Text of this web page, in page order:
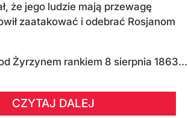
że jego ludzie mają przewagę
zaatakować i odebrać Rosjanom
Żyrzynem rankiem 8 sierpnia 1863...
CZYTAJ DALEJ